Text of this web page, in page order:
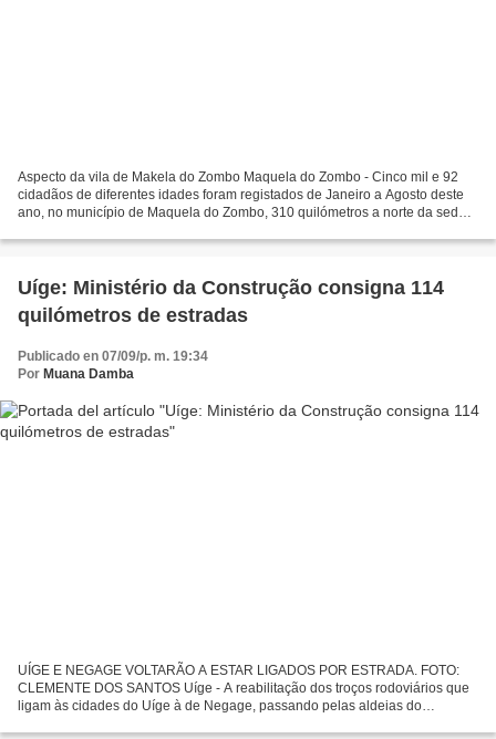
Aspecto da vila de Makela do Zombo Maquela do Zombo - Cinco mil e 92
cidadãos de diferentes idades foram registados de Janeiro a Agosto deste
ano, no município de Maquela do Zombo, 310 quilómetros a norte da sede
Uíge: Ministério da Construção consigna 114
quilómetros de estradas
Publicado en 07/09/p. m. 19:34
Por Muana Damba
UÍGE E NEGAGE VOLTARÃO A ESTAR LIGADOS POR ESTRADA. FOTO:
CLEMENTE DOS SANTOS Uíge - A reabilitação dos troços rodoviários que
ligam às cidades do Uíge à de Negage, passando pelas aldeias do